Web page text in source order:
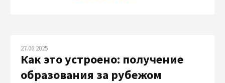
27.06.2025
Как это устроено: получение
образования за рубежом